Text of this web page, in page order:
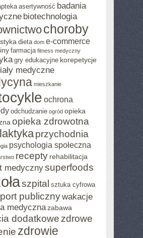
asertywność badania
biotechnologia
choroby
dieta dom e-commerce
farmacja fitness medyczny
gry edukacyjne korepetycje
medyczne
mieszkanie
ochrona
odchudzanie ogród opieka
opieka zdrowotna
przychodnia
psychologia społeczna
recepty rehabilitacja
medycznysuperfoods
szpital sztuka cyfrowa
publicznywakacje
medycznazabawa
dodatkowe zdrowe
zdrowie